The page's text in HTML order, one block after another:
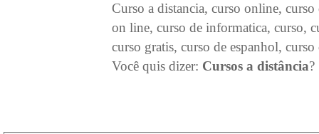
Curso a distancia, curso online,
on line, curso de informatica, curso,
curso gratis, curso de espanhol,
Você quis dizer: Cursos a distância?